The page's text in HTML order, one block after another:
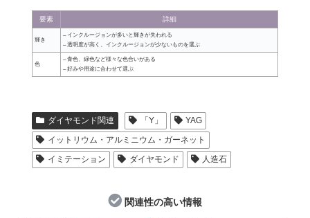
要素 詳細
輝き
– インクルージョンが多いと輝きが失われる
– 透明度が高く、インクルージョンが少ないものを選ぶ
色
– 青色、緑色など様々な色合いがある
– 好みや用途に合わせて選ぶ
ダイヤモンド関連 「Y」
YAG
イットリウム・アルミニウム・ガーネット
イミテーション
ダイヤモンド 人造石
関連性の高い情報